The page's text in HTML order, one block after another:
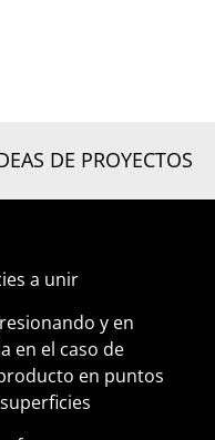
DE PROYECTOS
a unir
y en
en el caso de
en puntos